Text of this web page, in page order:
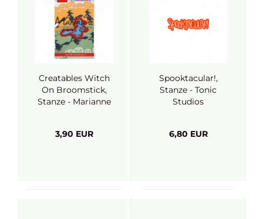
Creatables Witch
On Broomstick,
Stanze - Marianne
3,90 EUR
Spooktacular!,
Stanze - Tonic
Studios
6,80 EUR